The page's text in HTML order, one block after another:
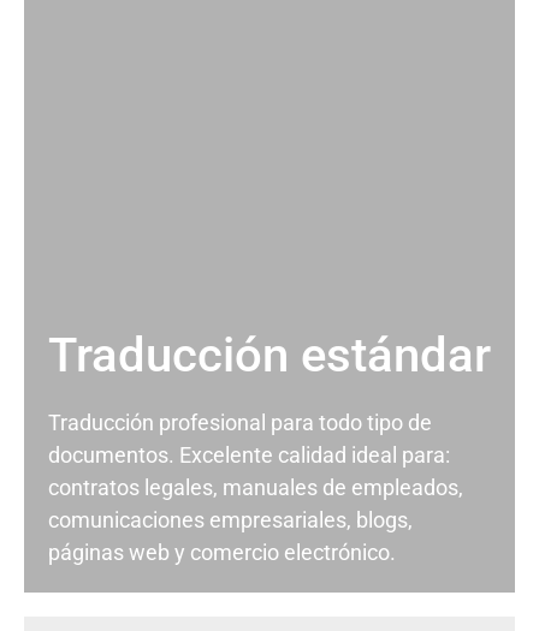
Traducción estándar
Traducción profesional para todo tipo de
documentos. Excelente calidad ideal para:
contratos legales, manuales de empleados,
comunicaciones empresariales, blogs,
páginas web y comercio electrónico.